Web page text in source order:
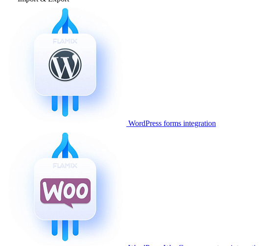
WordPress forms integration